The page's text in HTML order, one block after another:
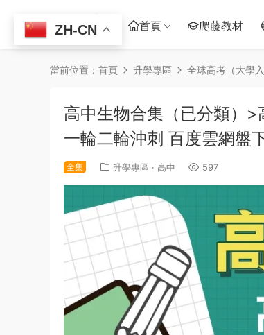
首頁 爬藤教材
當前位置： 首頁 升學專區 全球高考（大學入
高中生物合集（已分類）
一輪二輪沖刺 百度雲網盤
全集 升學專區 · 高中 597
ZH-CN